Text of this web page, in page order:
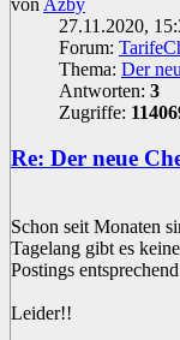
27.11.2020,
Forum:
Thema: Der
Antworten: 3
Zugriffe:
Re: Der neue
Schon seit Monaten
Tagelang gibt es
Postings
Leider!!